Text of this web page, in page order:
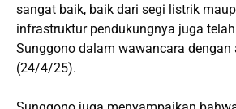
sangat baik, baik dari segi listrik
infrastruktur pendukungnya juga telah
Sunggono dalam wawancara dengan
(24/4/25).